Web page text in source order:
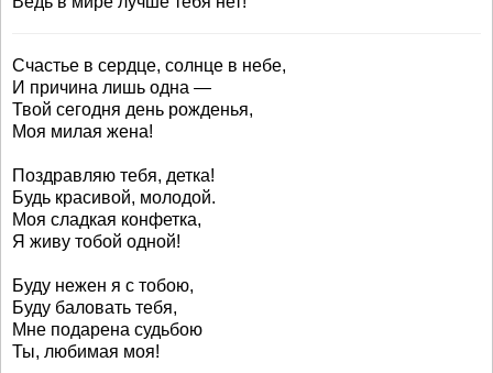
Счастье в сердце, солнце в небе,
И причина лишь одна —
Твой сегодня день рожденья,
Моя милая жена!
Поздравляю тебя, детка!
Будь красивой, молодой.
Моя сладкая конфетка,
Я живу тобой одной!
Буду нежен я с тобою,
Буду баловать тебя,
Мне подарена судьбою
Ты, любимая моя!